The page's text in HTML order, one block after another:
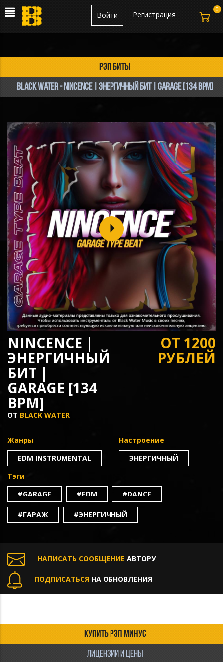
Регистрация
Войти
рэп биты
Black Water - Nincence | ЭНЕРГИЧНЫЙ БИТ | Garage [134 Bpm]
NINCENCE |
ЭНЕРГИЧНЫЙ
БИТ |
GARAGE [134
BPM]
ОТ BLACK WATER
ОТ 1200
РУБЛЕЙ
Жанры
EDM INSTRUMENTAL
Настроение
ЭНЕРГИЧНЫЙ
Тэги
#GARAGE
#EDM #DANCE
#ГАРАЖ #ЭНЕРГИЧНЫЙ
НАПИСАТЬ СООБЩЕНИЕ АВТОРУ
ПОДПИСАТЬСЯ НА ОБНОВЛЕНИЯ
КУПИТЬ РЭП МИНУС
ЛИЦЕНЗИИ И ЦЕНЫ
0